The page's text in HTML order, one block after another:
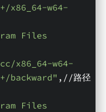
x86_64-w64-
Files
x86_64-w64-
backward" ,//路径
Files